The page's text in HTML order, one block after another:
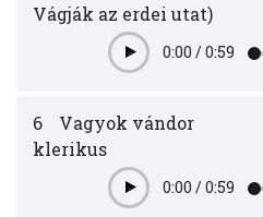
Vágják az erdei utat)
Play0:00 /0:59
6
Vagyok vándor
klerikus
Play0:00 /0:59